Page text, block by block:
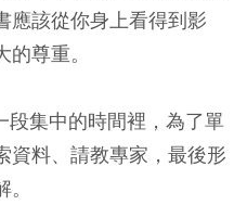
應該從你身上看得到影
尊重。
集中的時間裡，為了單
資料、請教專家，最後形